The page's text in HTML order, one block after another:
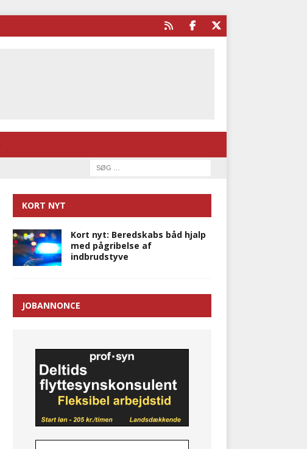
KORT NYT
Kort nyt: Beredskabs båd hjalp
med pågribelse af
indbrudstyve
JOBANNONCE